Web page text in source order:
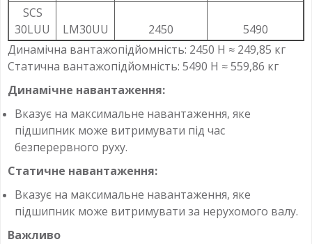
SCS
30LUU
LM30UU 2450
5490
Динамічна вантажопідйомність: 2450 Н ≈ 249,85 кг
Статична вантажопідйомність: 5490 Н ≈ 559,86 кг
Динамічне навантаження:
Вказує на максимальне навантаження, яке
підшипник може витримувати під час
безперервного руху.
Статичне навантаження:
Вказує на максимальне навантаження, яке
підшипник може витримувати за нерухомого валу.
Важливо